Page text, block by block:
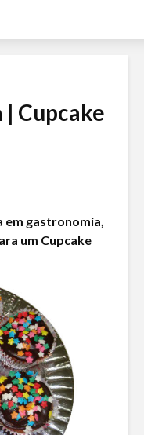
| Cupcake
em gastronomia,
um Cupcake